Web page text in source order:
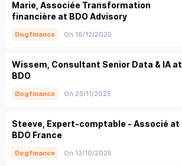
Marie, Associée Transformation
financière at BDO Advisory
Dogfinance On 16/12/2025
Wissem, Consultant Senior Data & IA at
BDO
Dogfinance On 25/11/2025
Steeve, Expert-comptable - Associé at
BDO France
Dogfinance On 13/10/2025